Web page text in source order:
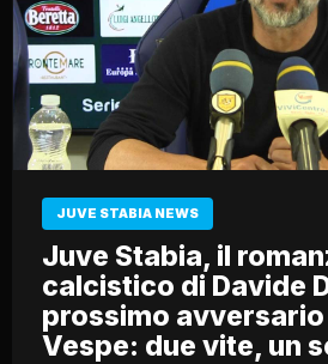
JUVE STABIA NEWS
Juve Stabia, il
calcistico di Davide
prossimo
Vespe: due vite, un